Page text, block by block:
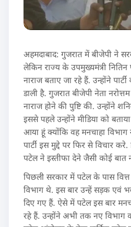
अहमदाबाद: गुजरात में बीजेपी ने
लेकिन राज्य के उपमुख्यमंत्री
नाराज बताए जा रहे हैं. उन्होंने
डाली है. गुजरात बीजेपी नेता
नाराज होने की पुष्टि की. उन्होंने
इससे पहले उन्होंने मीडिया को
आया हूं क्योंकि वह मनचाहा
पार्टी इस मुद्दे पर फिर से विचार
पटेल ने इस्तीफा देने जैसी कोई बात
पिछली सरकार में पटेल के पास
विभाग थे. इस बार उन्हें सड़क एवं
दिए गए हैं. ऐसे में पटेल इस बार
रहे हैं. उन्होंने अभी तक नए विभाग